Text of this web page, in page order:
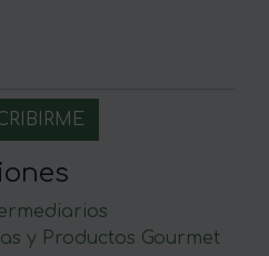
y Productos Gourmet